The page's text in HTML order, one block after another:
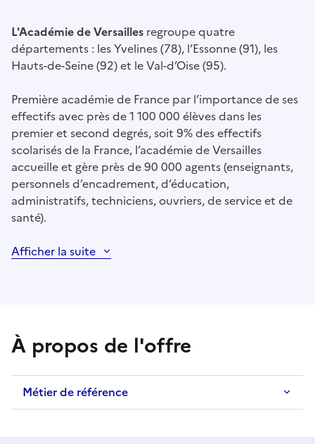
L'Académie de Versailles regroupe quatre
départements : les Yvelines (78), l’Essonne (91), les
Hauts-de-Seine (92) et le Val-d’Oise (95).
Première académie de France par l’importance de ses
effectifs avec près de 1 100 000 élèves dans les
premier et second degrés, soit 9% des effectifs
scolarisés de la France, l’académie de Versailles
accueille et gère près de 90 000 agents (enseignants,
personnels d’encadrement, d’éducation,
administratifs, techniciens, ouvriers, de service et de
santé).
Afficher la suite
À propos de l'offre
Métier de référence